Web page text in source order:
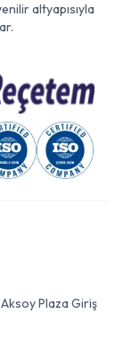
altyapısıyla
Plaza Giriş